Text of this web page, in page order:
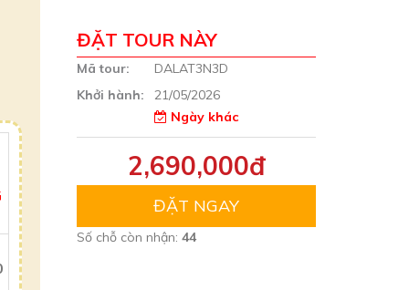
ĐẶT TOUR NÀY
Mã tour:
DALAT3N3D
Khởi hành:
21/05/2026
Ngày khác
2,690,000đ
ĐẶT NGAY
Số chỗ còn nhận: 44